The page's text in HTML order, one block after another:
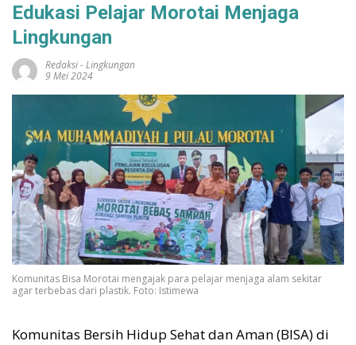
Edukasi Pelajar Morotai Menjaga
Lingkungan
Redaksi-Lingkungan
9 Mei 2024
Komunitas Bisa Morotai mengajak para pelajar menjaga alam sekitar
agar terbebas dari plastik. Foto: Istimewa
Komunitas Bersih Hidup Sehat dan Aman (BISA) di